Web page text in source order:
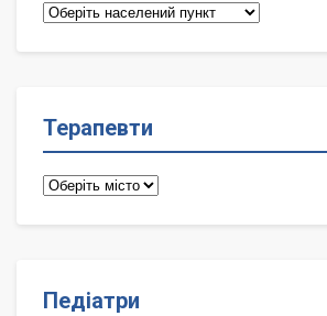
Сімейні
Терапевти
Терапевти
Педіатри